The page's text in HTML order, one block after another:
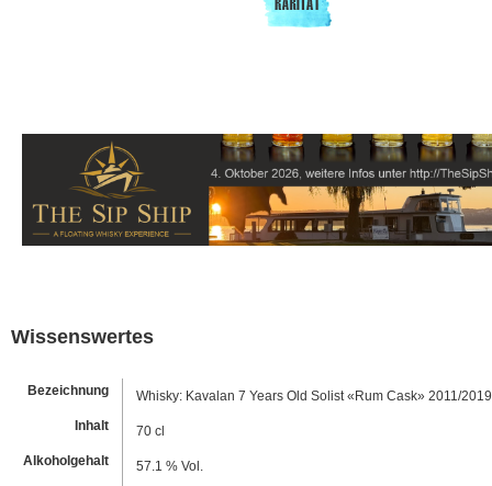
Wissenswertes
Bezeichnung
Whisky: Kavalan 7 Years Old Solist «Rum Cask» 2011/2019
Inhalt
70 cl
Alkoholgehalt
57.1 % Vol.